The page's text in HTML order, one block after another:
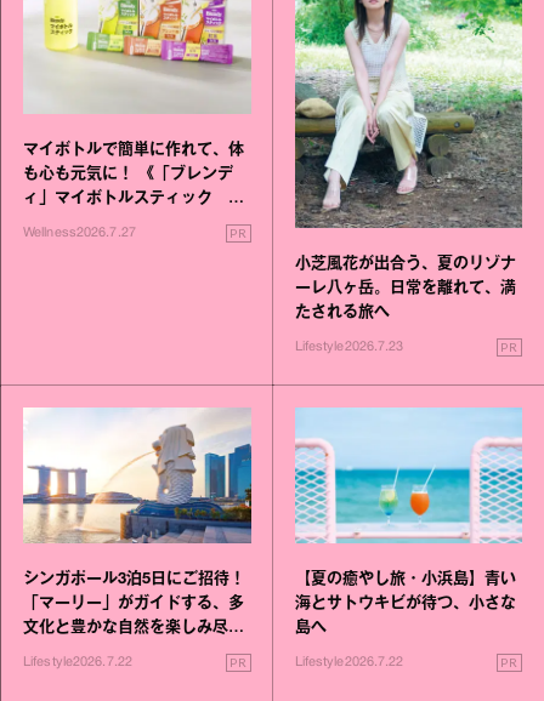
マイボトルで簡単に作れて、体
も心も元気に！ 《「ブレンデ
ィ」マイボトルスティック い
いこと毎日》シリーズが誕生
Wellness2026.7.27 PR
小芝風花が出合う、夏のリゾナ
ーレ八ヶ岳。日常を離れて、満
たされる旅へ
Lifestyle2026.7.23 PR
シンガポール3泊5日にご招待！
「マーリー」がガイドする、多
文化と豊かな自然を楽しみ尽く
Lifestyle2026.7.22 PR
【夏の癒やし旅・小浜島】青い
海とサトウキビが待つ、小さな
島へ
Lifestyle2026.7.22 PR